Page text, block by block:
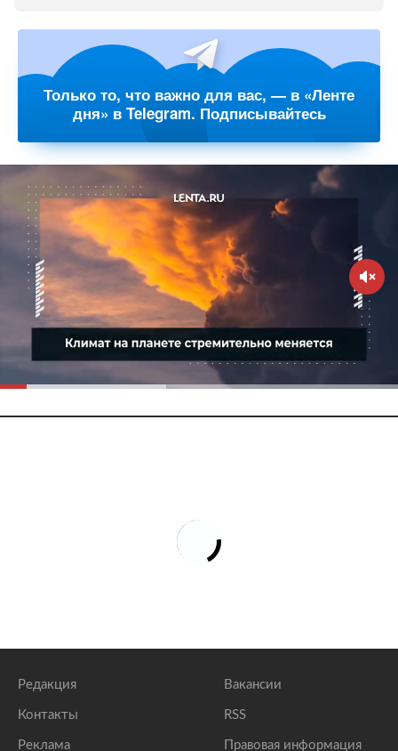
Только то, что важно для вас, — в «Ленте
дня» в Telegram. Подписывайтесь
Редакция
Контакты
Реклама
Вакансии
RSS
Правовая информация